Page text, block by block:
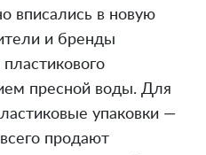
вписались в новую
и бренды
пресной воды. Для
упаковки —
продают